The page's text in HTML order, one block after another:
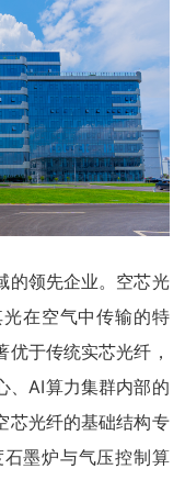
的领先企业。空芯光
在空气中传输的特
于传统实芯光纤，
、AI算力集群内部的
芯光纤的基础结构专
墨炉与气压控制算